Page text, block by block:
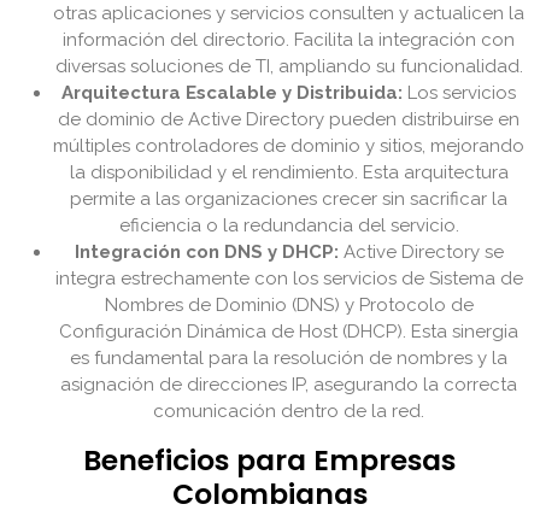
otras aplicaciones y servicios consulten y actualicen la
información del directorio. Facilita la integración con
diversas soluciones de TI, ampliando su funcionalidad.
Arquitectura Escalable y Distribuida: Los servicios
de dominio de Active Directory pueden distribuirse en
múltiples controladores de dominio y sitios, mejorando
la disponibilidad y el rendimiento. Esta arquitectura
permite a las organizaciones crecer sin sacrificar la
eficiencia o la redundancia del servicio.
Integración con DNS y DHCP: Active Directory se
integra estrechamente con los servicios de Sistema de
Nombres de Dominio (DNS) y Protocolo de
Configuración Dinámica de Host (DHCP). Esta sinergia
es fundamental para la resolución de nombres y la
asignación de direcciones IP, asegurando la correcta
comunicación dentro de la red.
Beneficios para Empresas
Colombianas